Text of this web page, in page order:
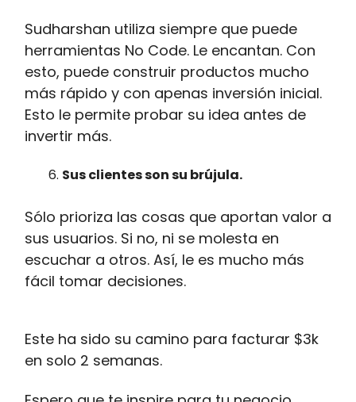
Sudharshan utiliza siempre que puede
herramientas No Code. Le encantan. Con
esto, puede construir productos mucho
más rápido y con apenas inversión inicial.
Esto le permite probar su idea antes de
invertir más.
Sus clientes son su brújula.
Sólo prioriza las cosas que aportan valor a
sus usuarios. Si no, ni se molesta en
escuchar a otros. Así, le es mucho más
fácil tomar decisiones.
Este ha sido su camino para facturar $3k
en solo 2 semanas.